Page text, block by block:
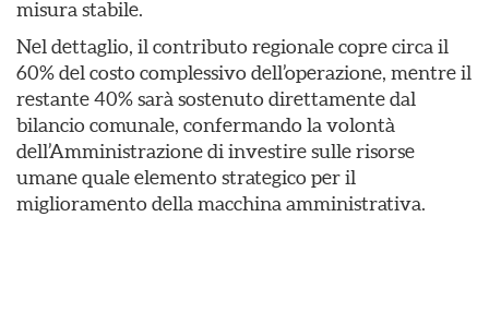
misura stabile.
Nel dettaglio, il contributo regionale copre circa il
60% del costo complessivo dell’operazione, mentre il
restante 40% sarà sostenuto direttamente dal
bilancio comunale, confermando la volontà
dell’Amministrazione di investire sulle risorse
umane quale elemento strategico per il
miglioramento della macchina amministrativa.